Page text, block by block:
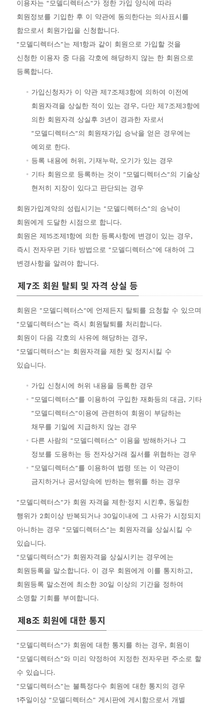
이용자는 "모델디렉터스"가 정한 가입 양식에 따라
회원정보를 기입한 후 이 약관에 동의한다는 의사표시를
함으로서 회원가입을 신청합니다.
"모델디렉터스"는 제1항과 같이 회원으로 가입할 것을
신청한 이용자 중 다음 각호에 해당하지 않는 한 회원으로
등록합니다.
가입신청자가 이 약관 제7조제3항에 의하여 이전에
회원자격을 상실한 적이 있는 경우, 다만 제7조제3항에
의한 회원자격 상실후 3년이 경과한 자로서
"모델디렉터스"의 회원재가입 승낙을 얻은 경우에는
예외로 한다.
등록 내용에 허위, 기재누락, 오기가 있는 경우
기타 회원으로 등록하는 것이 "모델디렉터스"의 기술상
현저히 지장이 있다고 판단되는 경우
회원가입계약의 성립시기는 "모델디렉터스"의 승낙이
회원에게 도달한 시점으로 합니다.
회원은 제15조제1항에 의한 등록사항에 변경이 있는 경우,
즉시 전자우편 기타 방법으로 "모델디렉터스"에 대하여 그
변경사항을 알려야 합니다.
제7조 회원 탈퇴 및 자격 상실 등
회원은 "모델디렉터스"에 언제든지 탈퇴를 요청할 수 있으며
"모델디렉터스"는 즉시 회원탈퇴를 처리합니다.
회원이 다음 각호의 사유에 해당하는 경우,
"모델디렉터스"는 회원자격을 제한 및 정지시킬 수
있습니다.
가입 신청시에 허위 내용을 등록한 경우
"모델디렉터스"를 이용하여 구입한 재화등의 대금, 기타
"모델디렉터스"이용에 관련하여 회원이 부담하는
채무를 기일에 지급하지 않는 경우
다른 사람의 "모델디렉터스" 이용을 방해하거나 그
정보를 도용하는 등 전자상거래 질서를 위협하는 경우
"모델디렉터스"를 이용하여 법령 또는 이 약관이
금지하거나 공서양속에 반하는 행위를 하는 경우
"모델디렉터스"가 회원 자격을 제한·정지 시킨후, 동일한
행위가 2회이상 반복되거나 30일이내에 그 사유가 시정되지
아니하는 경우 "모델디렉터스"는 회원자격을 상실시킬 수
있습니다.
"모델디렉터스"가 회원자격을 상실시키는 경우에는
회원등록을 말소합니다. 이 경우 회원에게 이를 통지하고,
회원등록 말소전에 최소한 30일 이상의 기간을 정하여
소명할 기회를 부여합니다.
제8조 회원에 대한 통지
"모델디렉터스"가 회원에 대한 통지를 하는 경우, 회원이
"모델디렉터스"와 미리 약정하여 지정한 전자우편 주소로 할
수 있습니다.
"모델디렉터스"는 불특정다수 회원에 대한 통지의 경우
1주일이상 "모델디렉터스" 게시판에 게시함으로서 개별